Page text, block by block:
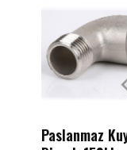
Paslanmaz